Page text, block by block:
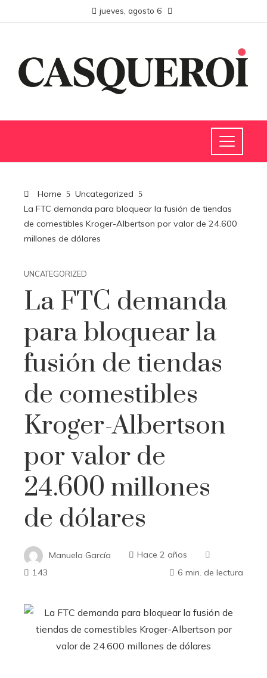
jueves, agosto 6
Home
Uncategorized
La FTC demanda para bloquear la fusión de tiendas
de comestibles Kroger-Albertson por valor de 24.600
millones de dólares
UNCATEGORIZED
La FTC demanda
para bloquear la
fusión de tiendas
de comestibles
Kroger-Albertson
por valor de
24.600 millones
de dólares
Manuela García
Hace 2 años
143
6 min. de lectura